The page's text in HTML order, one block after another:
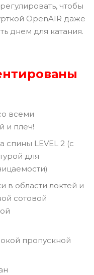
чтобы
OpenAIR даже
днем для катания.
всеми
и плеч!
LEVEL 2 (с
для
в области локтей и
сотовой
пропускной